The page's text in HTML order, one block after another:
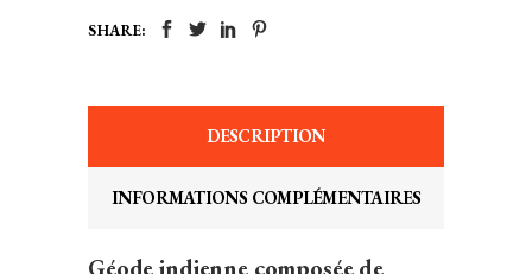
SHARE:
DESCRIPTION
INFORMATIONS COMPLÉMENTAIRES